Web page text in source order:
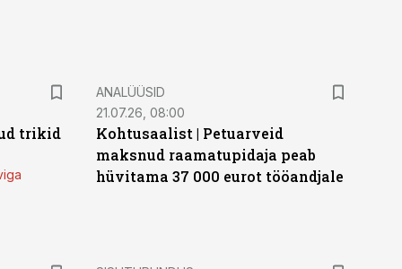
trikid
ANALÜÜSID
21.07.26, 08:00
Kohtusaalist | Petuarveid
maksnud raamatupidaja peab
hüvitama 37 000 eurot tööandjale
ST